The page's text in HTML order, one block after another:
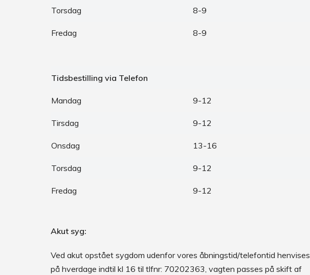
Torsdag 8-9
Fredag 8-9
Tidsbestilling via Telefon
Mandag 9-12
Tirsdag 9-12
Onsdag 13-16
Torsdag 9-12
Fredag 9-12
Akut syg:
Ved akut opstået sygdom udenfor vores åbningstid/telefontid henvises
på hverdage indtil kl 16 til tlfnr: 70202363, vagten passes på skift af